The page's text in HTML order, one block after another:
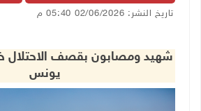
تاريخ النشر: 02/06/2026 05:40 م
شهيد ومصابون بقصف الاحتلال
يونس